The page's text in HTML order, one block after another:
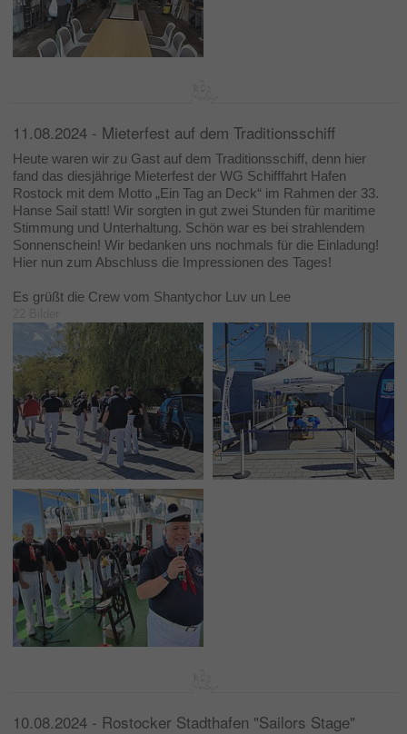
11.08.2024 - Mieterfest auf dem Traditionsschiff
Heute waren wir zu Gast auf dem Traditionsschiff, denn hier
fand das diesjährige Mieterfest der WG Schifffahrt Hafen
Rostock mit dem Motto „Ein Tag an Deck“ im Rahmen der 33.
Hanse Sail statt! Wir sorgten in gut zwei Stunden für maritime
Stimmung und Unterhaltung. Schön war es bei strahlendem
Sonnenschein! Wir bedanken uns nochmals für die Einladung!
Hier nun zum Abschluss die Impressionen des Tages!
Es grüßt die Crew vom Shantychor Luv un Lee
10.08.2024 - Rostocker Stadthafen "Sailors Stage"